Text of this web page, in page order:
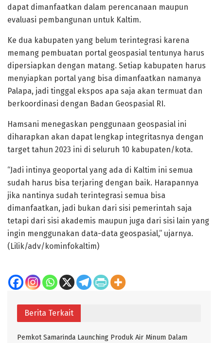
dapat dimanfaatkan dalam perencanaan maupun
evaluasi pembangunan untuk Kaltim.
Ke dua kabupaten yang belum terintegrasi karena
memang pembuatan portal geospasial tentunya harus
dipersiapkan dengan matang. Setiap kabupaten harus
menyiapkan portal yang bisa dimanfaatkan namanya
Palapa, jadi tinggal ekspos apa saja akan termuat dan
berkoordinasi dengan Badan Geospasial RI.
Hamsani menegaskan penggunaan geospasial ini
diharapkan akan dapat lengkap integritasnya dengan
target tahun 2023 ini di seluruh 10 kabupaten/kota.
“Jadi intinya geoportal yang ada di Kaltim ini semua
sudah harus bisa terjaring dengan baik. Harapannya
jika nantinya sudah terintegrasi semua bisa
dimanfaatkan, jadi bukan dari sisi pemerintah saja
tetapi dari sisi akademis maupun juga dari sisi lain yang
ingin menggunakan data-data geospasial,” ujarnya.
(Lilik/adv/kominfokaltim)
Berita Terkait
Pemkot Samarinda Launching Produk Air Minum Dalam